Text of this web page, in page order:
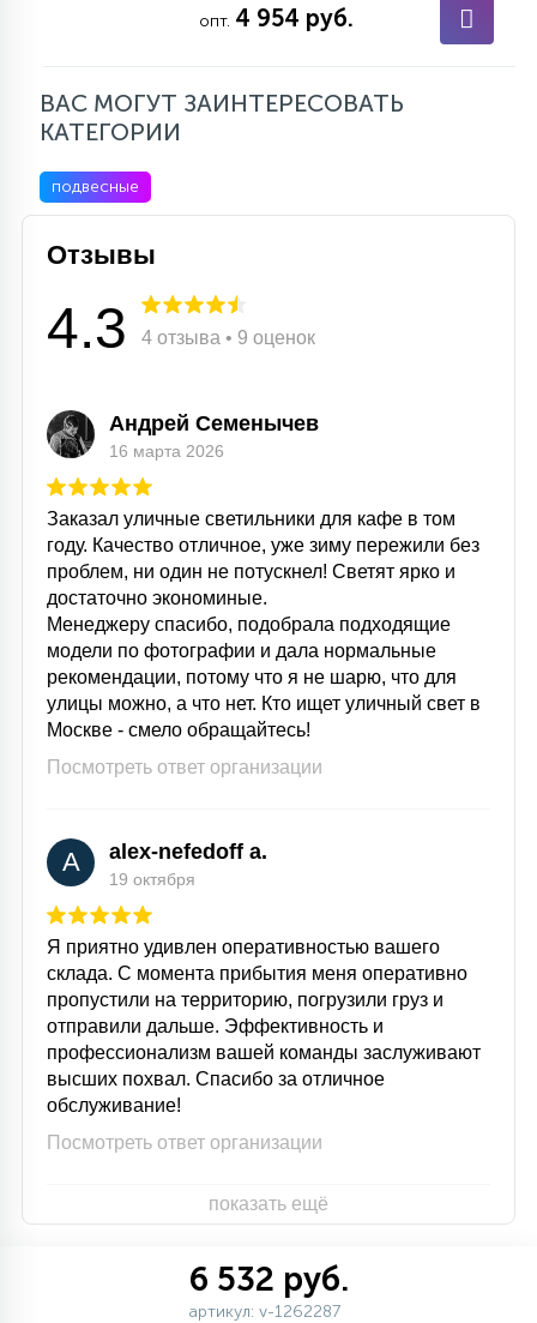
УПРАВЛЕНИЕ СВЕТОМ
КОМПЛЕКТУЮЩИЕ
СТЕКЛЯННЫЕ
ПОДВЕСНЫЕ
НАСТЕННЫЕ
С УПРАВЛЕНИЕМ
АКСЕССУАРЫ
опт. 4 954 руб.
ВАС МОГУТ ЗАИНТЕРЕСОВАТЬ
КАТЕГОРИИ
подвесные
Отзывы
4.3 4 отзыва • 9 оценок
Андрей Семенычев
16 марта 2026
Заказал уличные светильники для кафе в том
году. Качество отличное, уже зиму пережили без
проблем, ни один не потускнел! Светят ярко и
достаточно экономиные.
Менеджеру спасибо, подобрала подходящие
модели по фотографии и дала нормальные
рекомендации, потому что я не шарю, что для
улицы можно, а что нет. Кто ищет уличный свет в
Москве - смело обращайтесь!
Посмотреть ответ организации
A alex-nefedoff a.
19 октября
Я приятно удивлен оперативностью вашего
склада. С момента прибытия меня оперативно
пропустили на территорию, погрузили груз и
отправили дальше. Эффективность и
профессионализм вашей команды заслуживают
высших похвал. Спасибо за отличное
обслуживание!
Посмотреть ответ организации
показать ещё
6 532 руб.
артикул: v-1262287